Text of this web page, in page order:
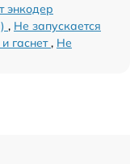
энкодер
, Не запускается
гаснет, Не